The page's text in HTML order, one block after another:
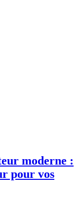
moderne :
pour vos